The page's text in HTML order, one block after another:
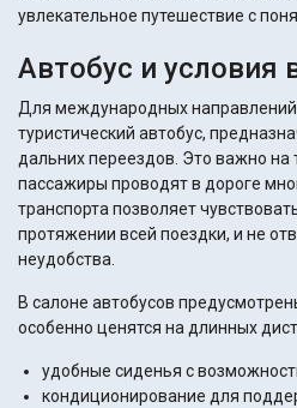
увлекательное путешествие с
Автобус и условия
Для международных направлений
туристический автобус,
дальних переездов. Это важно на
пассажиры проводят в дороге
транспорта позволяет
протяжении всей поездки, и не
неудобства.
В салоне автобусов
особенно ценятся на длинных
удобные сиденья с
кондиционирование для